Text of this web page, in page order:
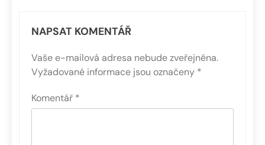
NAPSAT KOMENTÁŘ
Vaše e-mailová adresa nebude zveřejněna.
Vyžadované informace jsou označeny *
Komentář *